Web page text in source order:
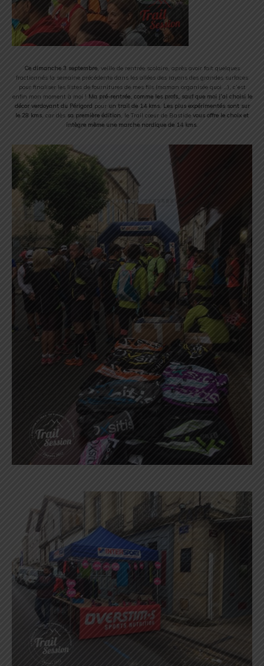
Ce dimanche 3 septembre , veille de rentrée scolaire, après avoir fait quelques
fractionnés la semaine précédente dans les allées des rayons des grandes surfaces
pour finaliser les listes de fournitures de mes fils (maman organisée quoi …), c’est
enfin mon moment à moi ! Ma pré-rentrée, comme les profs, sauf que moi j’ai choisi le
décor verdoyant du Périgord pour un trail de 14 kms. Les plus expérimentés sont sur
le 28 kms , car dès sa première édition , le Trail cœur de Bastide vous offre le choix et
intègre même une marche nordique de 14 kms